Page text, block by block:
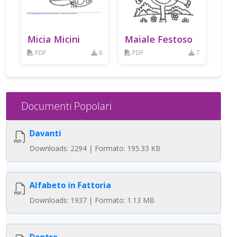
Micia Micini
PDF 6
Maiale Festoso
PDF 7
Documenti Popolari
Davanti
Downloads: 2294 | Formato: 195.33 KB
Alfabeto in Fattoria
Downloads: 1937 | Formato: 1.13 MB